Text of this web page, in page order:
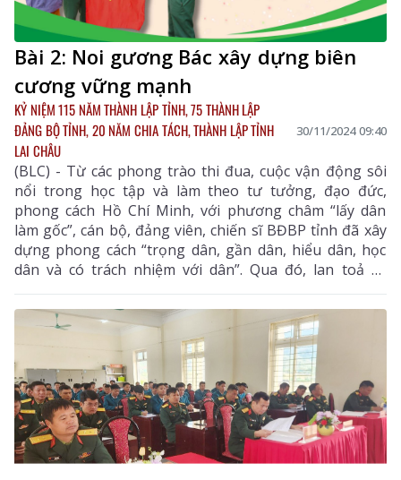
Bài 2: Noi gương Bác xây dựng biên
cương vững mạnh
KỶ NIỆM 115 NĂM THÀNH LẬP TỈNH, 75 THÀNH LẬP
ĐẢNG BỘ TỈNH, 20 NĂM CHIA TÁCH, THÀNH LẬP TỈNH
LAI CHÂU
30/11/2024 09:40
(BLC) - Từ các phong trào thi đua, cuộc vận động sôi
nổi trong học tập và làm theo tư tưởng, đạo đức,
phong cách Hồ Chí Minh, với phương châm “lấy dân
làm gốc”, cán bộ, đảng viên, chiến sĩ BĐBP tỉnh đã xây
dựng phong cách “trọng dân, gần dân, hiểu dân, học
dân và có trách nhiệm với dân”. Qua đó, lan toả và
nhân rộng nhiều mô hình hay, chương trình ý nghĩa
đồng hành cùng nhân dân khu vực biên giới vượt khó
vươn lên, xây dựng biên cương Lai Châu ngày càng
vững mạnh.